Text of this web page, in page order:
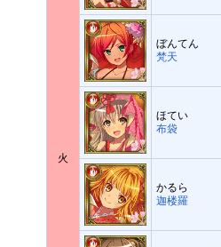
火
ぼんてん
梵天
ほてい
布袋
かるら
迦楼羅